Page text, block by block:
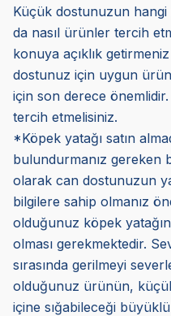
Küçük dostunuzun hangi
da nasıl ürünler tercih
konuya açıklık
dostunuz için uygun
için son derece
tercih etmelisiniz.
*Köpek yatağı satın
bulundurmanız gereken
olarak can dostunuzun
bilgilere sahip olmanız
olduğunuz köpek
olması gerekmektedir.
sırasında gerilmeyi
olduğunuz ürünün,
içine sığabileceği